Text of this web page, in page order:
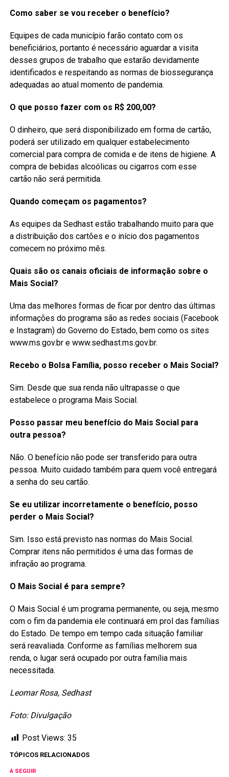
Como saber se vou receber o benefício?
Equipes de cada município farão contato com os
beneficiários, portanto é necessário aguardar a visita
desses grupos de trabalho que estarão devidamente
identificados e respeitando as normas de biossegurança
adequadas ao atual momento de pandemia.
O que posso fazer com os R$ 200,00?
O dinheiro, que será disponibilizado em forma de cartão,
poderá ser utilizado em qualquer estabelecimento
comercial para compra de comida e de itens de higiene. A
compra de bebidas alcoólicas ou cigarros com esse
cartão não será permitida.
Quando começam os pagamentos?
As equipes da Sedhast estão trabalhando muito para que
a distribuição dos cartões e o início dos pagamentos
comecem no próximo mês.
Quais são os canais oficiais de informação sobre o
Mais Social?
Uma das melhores formas de ficar por dentro das últimas
informações do programa são as redes sociais (Facebook
e Instagram) do Governo do Estado, bem como os sites
www.ms.gov.br e www.sedhast.ms.gov.br.
Recebo o Bolsa Família, posso receber o Mais Social?
Sim. Desde que sua renda não ultrapasse o que
estabelece o programa Mais Social.
Posso passar meu benefício do Mais Social para
outra pessoa?
Não. O benefício não pode ser transferido para outra
pessoa. Muito cuidado também para quem você entregará
a senha do seu cartão.
Se eu utilizar incorretamente o benefício, posso
perder o Mais Social?
Sim. Isso está previsto nas normas do Mais Social.
Comprar itens não permitidos é uma das formas de
infração ao programa.
O Mais Social é para sempre?
O Mais Social é um programa permanente, ou seja, mesmo
com o fim da pandemia ele continuará em prol das famílias
do Estado. De tempo em tempo cada situação familiar
será reavaliada. Conforme as famílias melhorem sua
renda, o lugar será ocupado por outra família mais
necessitada.
Leomar Rosa, Sedhast
Foto: Divulgação
Post Views: 35
TÓPICOS RELACIONADOS
A SEGUIR